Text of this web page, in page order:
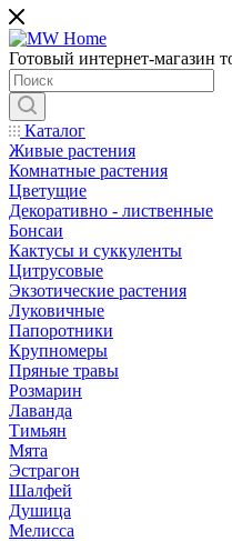
Готовый интернет-магазин
Каталог
Живые растения
Комнатные растения
Цветущие
Декоративно - лиственные
Бонсаи
Кактусы и суккуленты
Цитрусовые
Экзотические растения
Луковичные
Папоротники
Крупномеры
Пряные травы
Розмарин
Лаванда
Тимьян
Мята
Эстрагон
Шалфей
Душица
Мелисса